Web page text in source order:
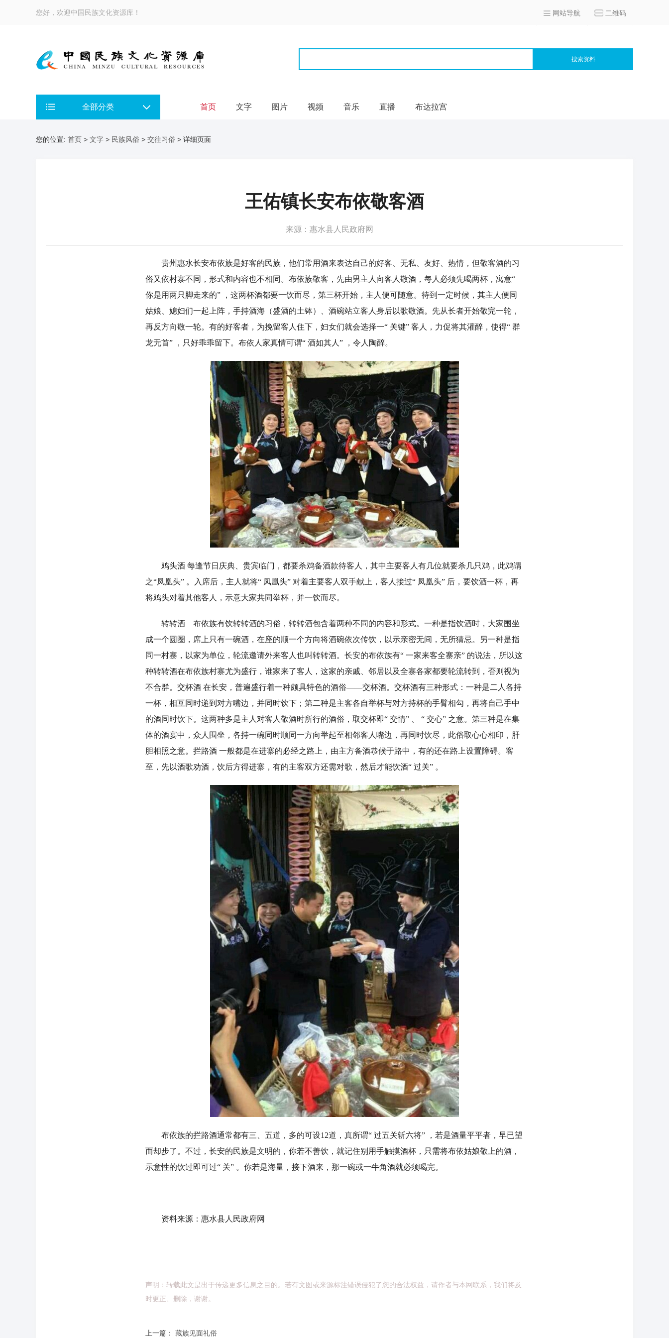
您好，欢迎中国民族文化资源库！ 网站导航 二维码
搜索资料
全部分类 首页 文字 图片 视频 音乐 直播 布达拉宫
您的位置: 首页 > 文字 > 民族风俗 > 交往习俗 > 详细页面
王佑镇长安布依敬客酒
来源：惠水县人民政府网
贵州惠水长安布依族是好客的民族，他们常用酒来表达自己的好客、无私、友好、热情，但敬客酒的习
俗又依村寨不同，形式和内容也不相同。布依族敬客，先由男主人向客人敬酒，每人必须先喝两杯，寓意“
你是用两只脚走来的” ，这两杯酒都要一饮而尽，第三杯开始，主人便可随意。待到一定时候，其主人便同
姑娘、媳妇们一起上阵，手持酒海（盛酒的土钵）、酒碗站立客人身后以歌敬酒。先从长者开始敬完一轮，
再反方向敬一轮。有的好客者，为挽留客人住下，妇女们就会选择一“ 关键” 客人，力促将其灌醉，使得“ 群
龙无首” ，只好乖乖留下。布依人家真情可谓“ 酒如其人” ，令人陶醉。
鸡头酒 每逢节日庆典、贵宾临门，都要杀鸡备酒款待客人，其中主要客人有几位就要杀几只鸡，此鸡谓
之“凤凰头” 。入席后，主人就将“ 凤凰头” 对着主要客人双手献上，客人接过“ 凤凰头” 后，要饮酒一杯，再
将鸡头对着其他客人，示意大家共同举杯，并一饮而尽。
转转酒 布依族有饮转转酒的习俗，转转酒包含着两种不同的内容和形式。一种是指饮酒时，大家围坐
成一个圆圈，席上只有一碗酒，在座的顺一个方向将酒碗依次传饮，以示亲密无间，无所猜忌。另一种是指
同一村寨，以家为单位，轮流邀请外来客人也叫转转酒。长安的布依族有“ 一家来客全寨亲” 的说法，所以这
种转转酒在布依族村寨尤为盛行，谁家来了客人，这家的亲戚、邻居以及全寨各家都要轮流转到，否则视为
不合群。交杯酒 在长安，普遍盛行着一种颇具特色的酒俗——交杯酒。交杯酒有三种形式：一种是二人各持
一杯，相互同时递到对方嘴边，并同时饮下；第二种是主客各自举杯与对方持杯的手臂相勾，再将自己手中
的酒同时饮下。这两种多是主人对客人敬酒时所行的酒俗，取交杯即“ 交情” 、 “ 交心” 之意。第三种是在集
体的酒宴中，众人围坐，各持一碗同时顺同一方向举起至相邻客人嘴边，再同时饮尽，此俗取心心相印，肝
胆相照之意。拦路酒 一般都是在进寨的必经之路上，由主方备酒恭候于路中，有的还在路上设置障碍。客
至，先以酒歌劝酒，饮后方得进寨，有的主客双方还需对歌，然后才能饮酒“ 过关” 。
布依族的拦路酒通常都有三、五道，多的可设12道，真所谓“ 过五关斩六将” ，若是酒量平平者，早已望
而却步了。不过，长安的民族是文明的，你若不善饮，就记住别用手触摸酒杯，只需将布依姑娘敬上的酒，
示意性的饮过即可过“ 关” 。你若是海量，接下酒来，那一碗或一牛角酒就必须喝完。
资料来源：惠水县人民政府网
声明：转载此文是出于传递更多信息之目的。若有文图或来源标注错误侵犯了您的合法权益，请作者与本网联系，我们将及
时更正、删除，谢谢。
上一篇： 藏族见面礼俗